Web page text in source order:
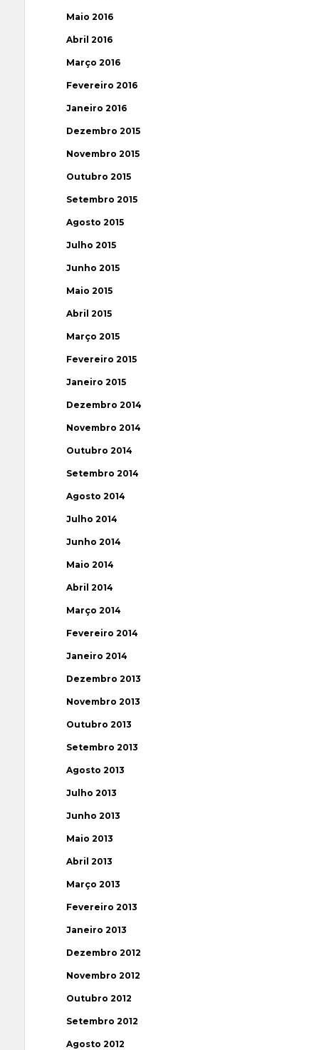
Maio 2016
Abril 2016
Março 2016
Fevereiro 2016
Janeiro 2016
Dezembro 2015
Novembro 2015
Outubro 2015
Setembro 2015
Agosto 2015
Julho 2015
Junho 2015
Maio 2015
Abril 2015
Março 2015
Fevereiro 2015
Janeiro 2015
Dezembro 2014
Novembro 2014
Outubro 2014
Setembro 2014
Agosto 2014
Julho 2014
Junho 2014
Maio 2014
Abril 2014
Março 2014
Fevereiro 2014
Janeiro 2014
Dezembro 2013
Novembro 2013
Outubro 2013
Setembro 2013
Agosto 2013
Julho 2013
Junho 2013
Maio 2013
Abril 2013
Março 2013
Fevereiro 2013
Janeiro 2013
Dezembro 2012
Novembro 2012
Outubro 2012
Setembro 2012
Agosto 2012